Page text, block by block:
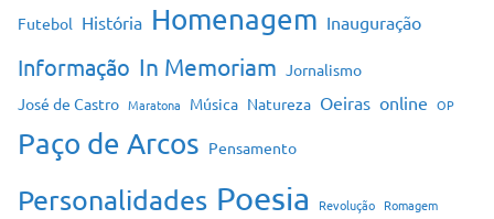
Futebol História Homenagem Inauguração
Informação In Memoriam Jornalismo
José de Castro Maratona Música Natureza Oeiras online OP
Paço de Arcos Pensamento
Personalidades Poesia Revolução Romagem